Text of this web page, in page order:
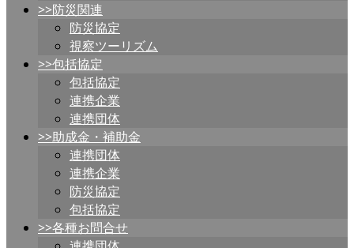
>>防災関連
防災協定
視察ツーリズム
>>包括協定
包括協定
連携企業
連携団体
>>助成金・補助金
連携団体
連携企業
防災協定
包括協定
>>各種お問合せ